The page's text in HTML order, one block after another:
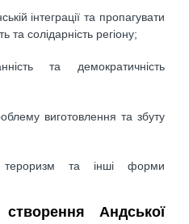
інтеграції та пропагувати
та солідарність регіону;
та демократичність
виготовлення та збуту
та інші форми
Андської